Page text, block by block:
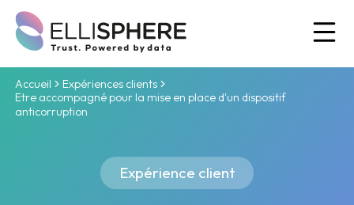
Accueil
Expériences clients
Etre accompagné pour la mise en place d'un dispositif
anticorruption
Expérience client